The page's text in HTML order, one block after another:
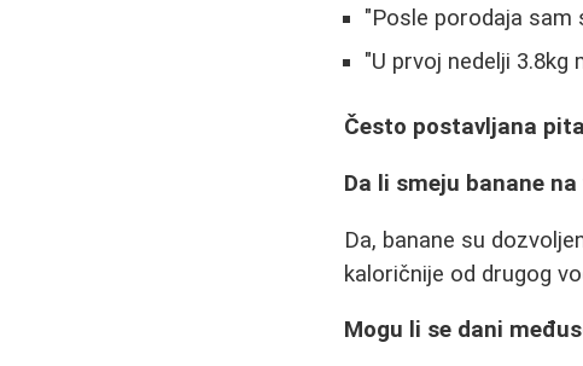
"Posle porodaja sam
"U prvoj nedelji 3.8kg
Često postavljana
Da li smeju banane
Da, banane su
kaloričnije od drugog
Mogu li se dani